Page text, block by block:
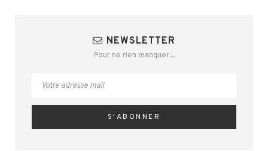
NEWSLETTER
Pour ne rien manquer...